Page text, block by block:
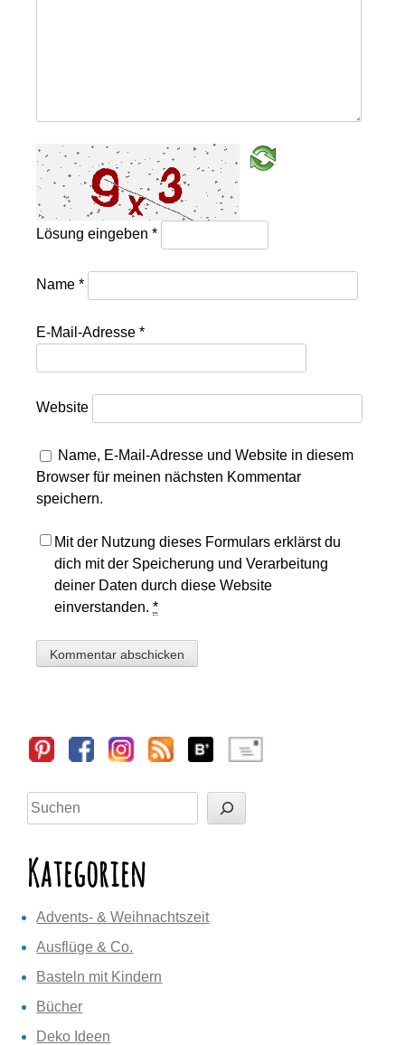
Lösung eingeben*
Name*
E-Mail-Adresse*
Website
Name, E-Mail-Adresse und Website in diesem
Browser für meinen nächsten Kommentar
speichern.
Mit der Nutzung dieses Formulars erklärst du
dich mit der Speicherung und Verarbeitung
deiner Daten durch diese Website
einverstanden.*
Sidebar
Suchen
Kategorien
Advents- & Weihnachtszeit
Ausflüge & Co.
Basteln mit Kindern
Bücher
Deko Ideen